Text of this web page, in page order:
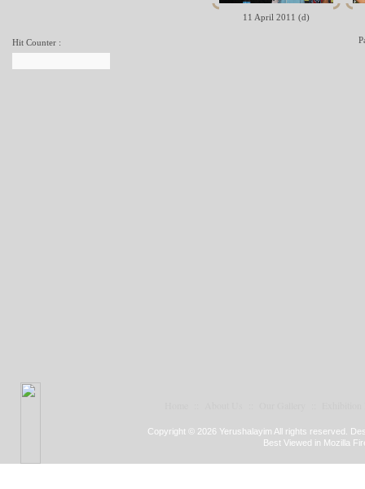
Hit Counter :
11 April 2011 (d)
Copyright © 2026 Yerushalayim All rights reserved.
Best Viewed in Mozilla